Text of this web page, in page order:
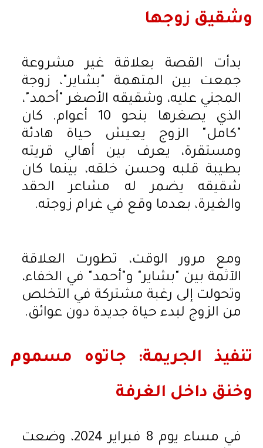
وشقيق زوجها
بدأت القصة بعلاقة غير مشروعة
جمعت بين المتهمة "بشاير"، زوجة
المجني عليه، وشقيقه الأصغر "أحمد"،
الذي يصغرها بنحو 10 أعوام. كان
"كامل" الزوج يعيش حياة هادئة
ومستقرة، يعرف بين أهالي قريته
بطيبة قلبه وحسن خلقه، بينما كان
شقيقه يضمر له مشاعر الحقد
والغيرة، بعدما وقع في غرام زوجته.
ومع مرور الوقت، تطورت العلاقة
الآثمة بين "بشاير" و"أحمد" في الخفاء،
وتحولت إلى رغبة مشتركة في التخلص
من الزوج لبدء حياة جديدة دون عوائق.
تنفيذ الجريمة: جاتوه مسموم
وخنق داخل الغرفة
في مساء يوم 8 فبراير 2024، وضعت